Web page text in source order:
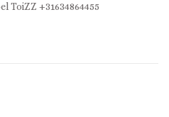
ToiZZ +31634864455